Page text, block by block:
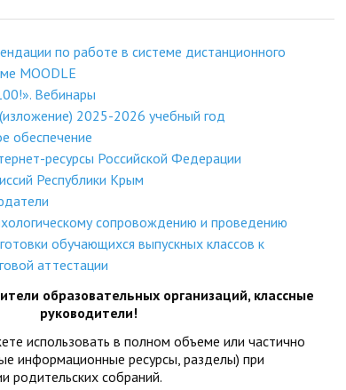
по работе в системе дистанционного
MOODLE
Вебинары
2025-2026 учебный год
обеспечение
ресурсы Российской Федерации
Республики Крым
сопровождению и проведению
обучающихся выпускных классов к
аттестации
образовательных организаций, классные
руководители!
использовать в полном объеме или частично
информационные ресурсы, разделы) при
родительских собраний.